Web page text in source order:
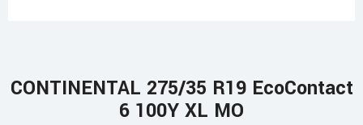
CONTINENTAL 275/35 R19 EcoContact
6 100Y XL MO